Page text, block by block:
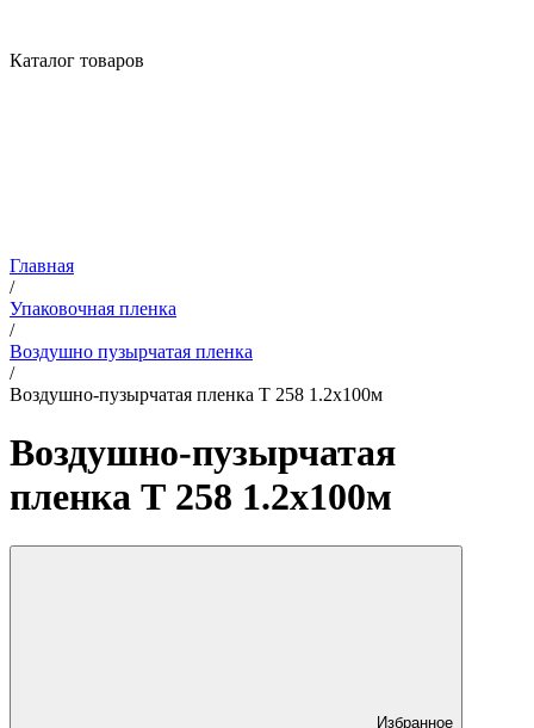
Каталог товаров
Главная
/
Упаковочная пленка
/
Воздушно пузырчатая пленка
/
Воздушно-пузырчатая пленка Т 258 1.2x100м
Воздушно-пузырчатая
пленка Т 258 1.2x100м
Избранное